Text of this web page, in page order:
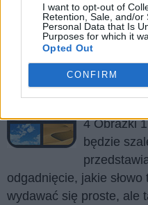
I want to opt-out of
Retention, Sale, and/or
Personal Data that Is
Purposes for which it
Opted Out
CONFIRM
4 Obrazki 1
4 Obrazki
będzie
odgadnięcie, jakie
wydawać się proste, ale